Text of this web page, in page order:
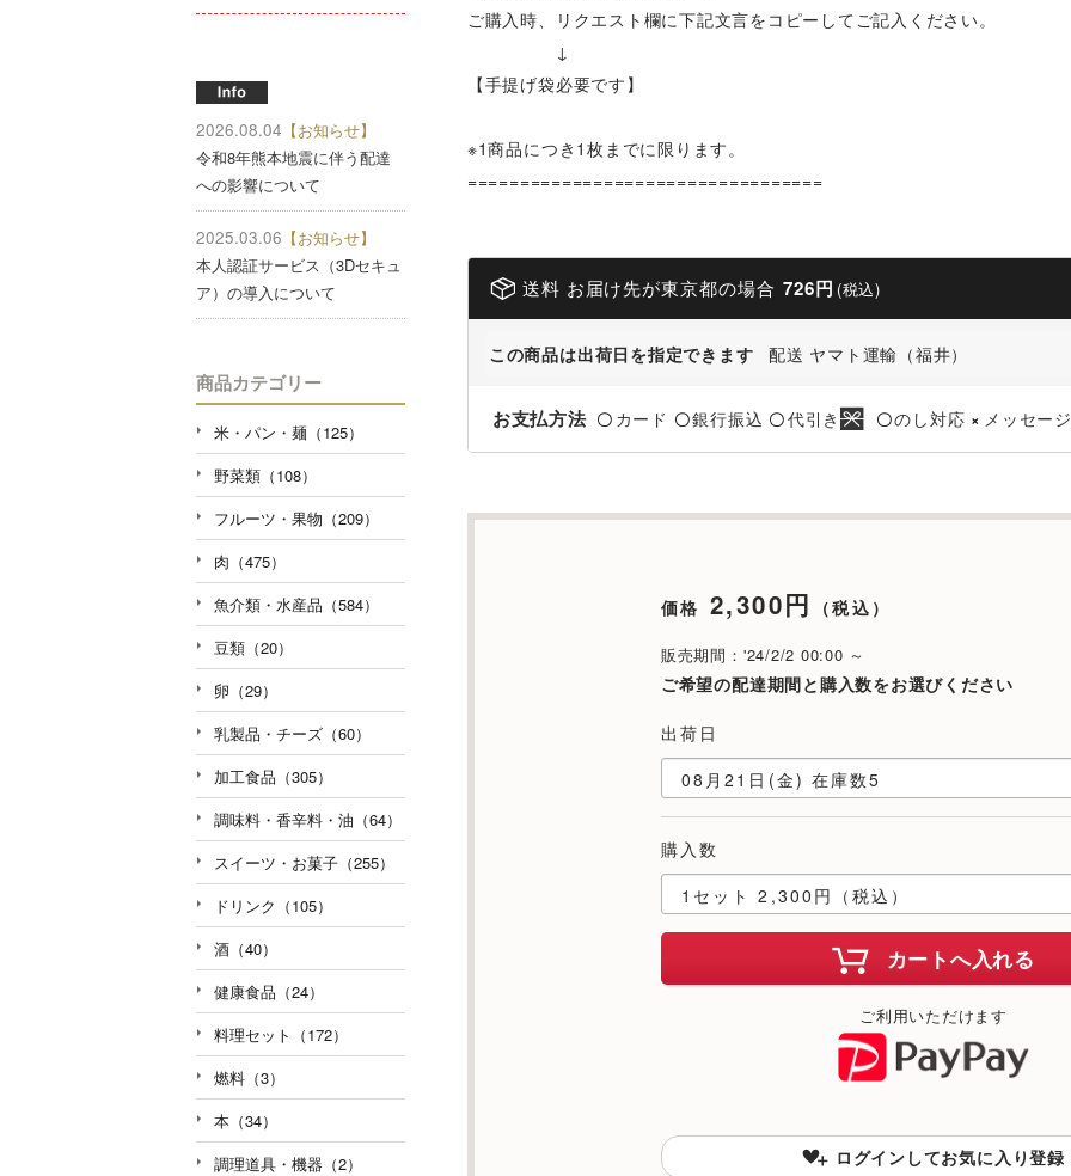
ご購入時、リクエスト欄に下記文言をコピーしてご記入ください。
↓
【手提げ袋必要です】
※1商品につき1枚までに限ります。
==================================
送料 お届け先が東京都の場合 726円 (税込)
この商品は出荷日を指定できます 配送 ヤマト運輸（福井）
お支払方法 〇 カード 〇銀行振込 〇代引き 〇のし対応 × メッセー
価格 2,300円 （税込）
販売期間：'24/2/2 00:00 ～
ご希望の配達期間と購入数をお選びください
出荷日
購入数
カートへ入れる
ご利用いただけます
ログインしてお気に入り登録
2026.08.04 【お知らせ】
令和8年熊本地震に伴う配達
への影響について
2025.03.06 【お知らせ】
本人認証サービス（3Dセキュ
ア）の導入について
商品カテゴリー
米・パン・麺（125）
野菜類（108）
フルーツ・果物（209）
肉（475）
魚介類・水産品（584）
豆類（20）
卵（29）
乳製品・チーズ（60）
加工食品（305）
調味料・香辛料・油（64）
スイーツ・お菓子（255）
ドリンク（105）
酒（40）
健康食品（24）
料理セット（172）
燃料（3）
本（34）
調理道具・機器（2）